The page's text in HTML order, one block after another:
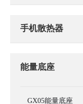
手机散热器
能量底座
GX05能量底座